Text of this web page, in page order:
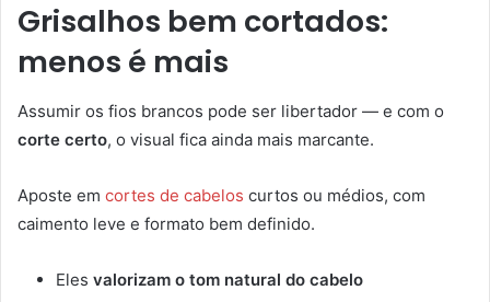
Grisalhos bem cortados:
menos é mais
Assumir os fios brancos pode ser libertador — e com o
corte certo, o visual fica ainda mais marcante.
Aposte em cortes de cabelos curtos ou médios, com
caimento leve e formato bem definido.
Eles valorizam o tom natural do cabelo